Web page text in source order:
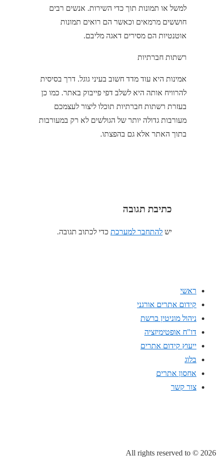
למשל או תמונות תוך כדי השירות. אנשים רבים
חוששים מרמאים וכאשר הם רואים תמונות
אוטנטיות הם מסירים דאגה מליבם.
רשתות חברתיות
אמינות היא עוד מדד חשוב בעיני גוגל. דרך בסיסית
להרוויח אותה היא לשלב דפי פייבוק באתר. כמו כן
בעזרת רשתות חברתיות תוכלו ליצור לעצמכם
מעורבות גדולה יותר של הגולשים לא רק במעורבות
בתוך האתר אלא גם בהפצתו.
כתיבת תגובה
ישלהתחבר למערכתכדי לכתוב תגובה.
ראשי
קידום אתרים אורגני
ניהול מוניטין ברשת
דו"ח אופטימיזציה
ייעוץ קידום אתרים
בלוג
אחסון אתרים
צור קשר
All rights reserved to© 2026